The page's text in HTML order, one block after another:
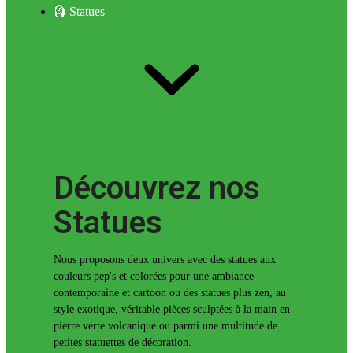
🗿 Statues
Découvrez nos
Statues
Nous proposons deux univers avec des statues aux
couleurs pep's et colorées pour une ambiance
contemporaine et cartoon ou des statues plus zen, au
style exotique, véritable pièces sculptées à la main en
pierre verte volcanique ou parmi une multitude de
petites statuettes de décoration.